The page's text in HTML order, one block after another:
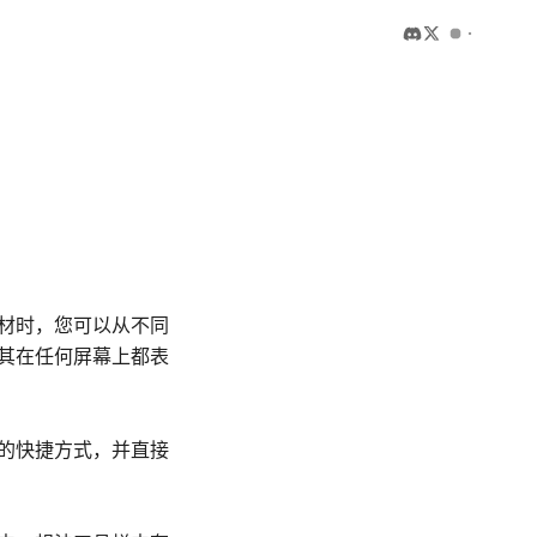
时，您可以从不同
在任何屏幕上都表
快捷方式，并直接